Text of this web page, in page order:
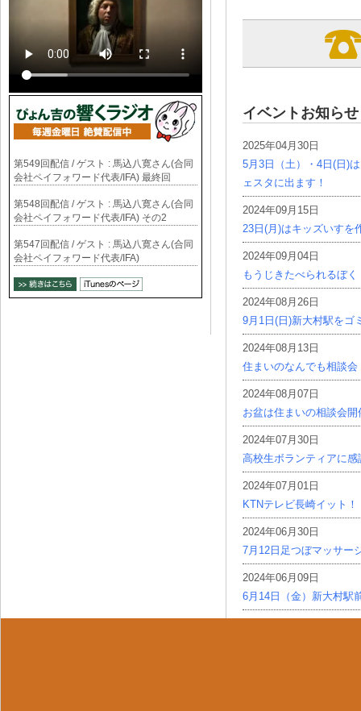
イベントお知らせ
2025年04月30日
5月3日（土）・4日(日)
ェスタに出ます！
2024年09月15日
23日(月)はキッズいすを
2024年09月04日
もうじきたべられるぼく
2024年08月26日
9月1日(日)新大村駅をゴ
2024年08月13日
住まいのなんでも相談会
2024年08月07日
お盆は住まいの相談会開
2024年07月30日
高校生ボランティアに感
2024年07月01日
KTNテレビ長崎イット！
2024年06月30日
7月12日足つぼマッサー
2024年06月09日
6月14日（金）新大村駅
第549回配信 / ゲスト : 馬込八寛さん(合同
会社ペイフォワード代表/IFA) 最終回
第548回配信 / ゲスト : 馬込八寛さん(合同
会社ペイフォワード代表/IFA) その2
第547回配信 / ゲスト : 馬込八寛さん(合同
会社ペイフォワード代表/IFA)